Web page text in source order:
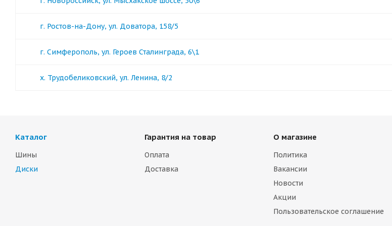
г. Ростов-на-Дону, ул. Доватора, 158/5
г. Симферополь, ул. Героев Сталинграда, 6\1
х. Трудобеликовский, ул. Ленина, 8/2
Каталог
Шины
Диски
Гарантия на товар
Оплата
Доставка
О магазине
Политика
Вакансии
Новости
Акции
Пользовательское соглашение